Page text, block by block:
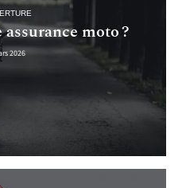
moto ?
2026